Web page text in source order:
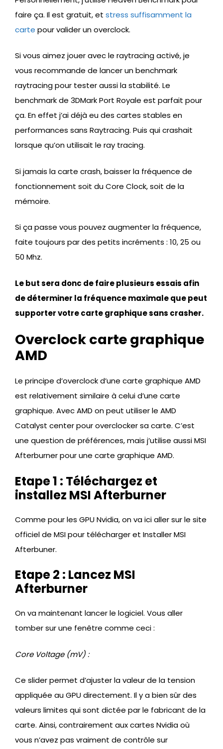
faire ça. Il est gratuit, et stress suffisamment la
carte pour valider un overclock.
Si vous aimez jouer avec le raytracing activé, je
vous recommande de lancer un benchmark
raytracing pour tester aussi la stabilité. Le
benchmark de 3DMark Port Royale est parfait pour
ça. En effet j’ai déjà eu des cartes stables en
performances sans Raytracing. Puis qui crashait
lorsque qu’on utilisait le ray tracing.
Si jamais la carte crash, baisser la fréquence de
fonctionnement soit du Core Clock, soit de la
mémoire.
Si ça passe vous pouvez augmenter la fréquence,
faite toujours par des petits incréments : 10, 25 ou
50 Mhz.
Le but sera donc de faire plusieurs essais afin
de déterminer la fréquence maximale que peut
supporter votre carte graphique sans crasher.
Overclock carte graphique
AMD
Le principe d’overclock d’une carte graphique AMD
est relativement similaire à celui d’une carte
graphique. Avec AMD on peut utiliser le AMD
Catalyst center pour overclocker sa carte. C’est
une question de préférences, mais j’utilise aussi MSI
Afterburner pour une carte graphique AMD.
Etape 1 : Téléchargez et
installez MSI Afterburner
Comme pour les GPU Nvidia, on va ici aller sur le site
officiel de MSI pour télécharger et Installer MSI
Afterbuner.
Etape 2 : Lancez MSI
Afterburner
On va maintenant lancer le logiciel. Vous aller
tomber sur une fenêtre comme ceci :
Core Voltage (mV) :
Ce slider permet d’ajuster la valeur de la tension
appliquée au GPU directement. Il y a bien sûr des
valeurs limites qui sont dictée par le fabricant de la
carte. Ainsi, contrairement aux cartes Nvidia où
vous n’avez pas vraiment de contrôle sur